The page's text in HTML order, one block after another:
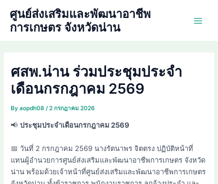
content
ศูนย์ส่งเสริมและพัฒนาอาชีพ
การเกษตร จังหวัดน่าน
ศสพ.น่าน ร่วมประชุมประจำ
เดือนกรกฎาคม 2569
Byaopdh08/2 กรกฎาคม 2026
📢ประชุมประจำเดือนกรกฎาคม 2569
📅 วันที่ 2 กรกฎาคม 2569 นางรัตนาพร จิตตรง ปฏิบัติหน้าที่
แทนผู้อำนวยการศูนย์ส่งเสริมและพัฒนาอาชีพการเกษตร จังหวัด
น่าน พร้อมด้วยเจ้าหน้าที่ศูนย์ส่งเสริมและพัฒนาอาชีพการเกษตร